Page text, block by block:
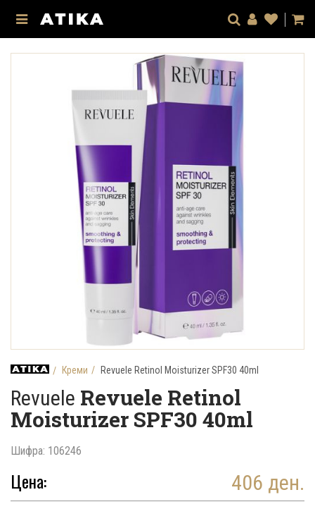
Креми Revuele Retinol Moisturizer SPF30 40ml
Revuele Revuele Retinol
Moisturizer SPF30 40ml
Шифра: 106246
Цена: 406 ден.